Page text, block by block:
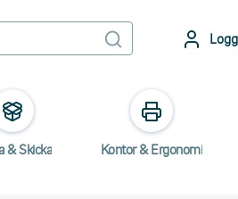
& Skicka Kontor & Ergonomi